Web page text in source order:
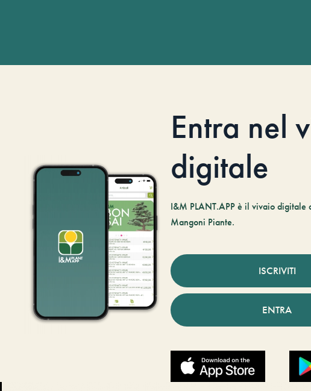
Entra nel
digitale
I&M PLANT.APP è il vivaio digitale
Mangoni Piante.
ISCRIVITI
ENTRA